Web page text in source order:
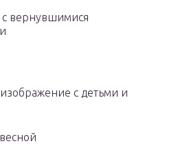
с вернувшимися
с детьми и